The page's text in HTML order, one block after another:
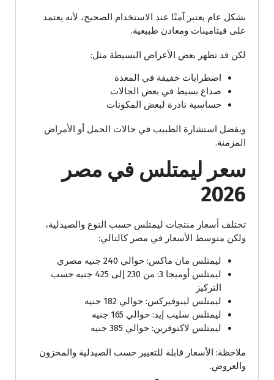
بشكل عام يعتبر آمنًا عند الاستخدام الصحيح، لأنه يعتمد
على فيتامينات ومعادن طبيعية.
لكن قد تظهر بعض الأعراض البسيطة مثل:
اضطرابات خفيفة في المعدة
صداع بسيط في بعض الحالات
حساسية نادرة لبعض المكونات
ويفضل استشارة الطبيب في حالات الحمل أو الأمراض
المزمنة.
سعر ليمتلس في مصر
2026
تختلف أسعار منتجات ليمتلس حسب النوع والصيدلية،
ولكن متوسط الأسعار في مصر كالتالي:
ليمتلس مان ماكس: حوالي 240 جنيه مصري
ليمتلس أوميجا 3: من 230 إلى 425 جنيه حسب
التركيز
ليمتلس ليبوفيركس: حوالي 182 جنيه
ليمتلس سليب إيد: حوالي 165 جنيه
ليمتلس لاكتوفرين: حوالي 385 جنيه
ملاحظة: الأسعار قابلة للتغيير حسب الصيدلية والمخزون
والعروض.